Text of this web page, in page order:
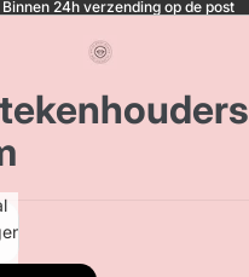
24h verzending op de post